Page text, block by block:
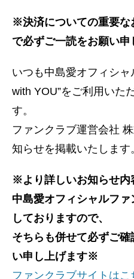
※決済についての重要な
で必ずご一読をお願い
いつも中島愛オフィシャ
with YOU”をご利用いた
す。
ファンクラブ運営会社
知らせを掲載いたします
※より詳しいお知らせ内
中島愛オフィシャルフ
しておりますので、
そちらも併せて必ずご
い申し上げます※
ファンクラブサイトはこ